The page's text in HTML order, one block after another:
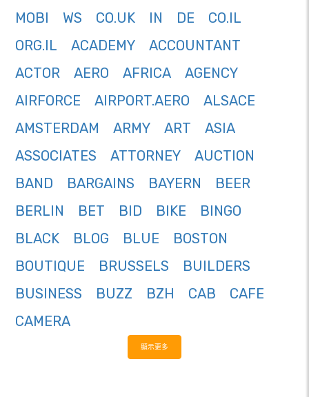
MOBI
WS CO.UK IN DE
CO.IL
ORG.IL
ACADEMY
ACCOUNTANT
ACTOR
AERO AFRICA
AGENCY
AIRFORCE
AIRPORT.AERO
ALSACE
AMSTERDAM
ARMY ART
ASIA
ASSOCIATES
ATTORNEY
AUCTION
BAND
BARGAINS BAYERN
BEER
BERLIN
BET BID BIKE
BINGO
BLACK
BLOG BLUE
BOSTON
BOUTIQUE
BRUSSELS
BUILDERS
BUSINESS
BUZZ BZH CAB
CAFE
CAMERA
顯示更多